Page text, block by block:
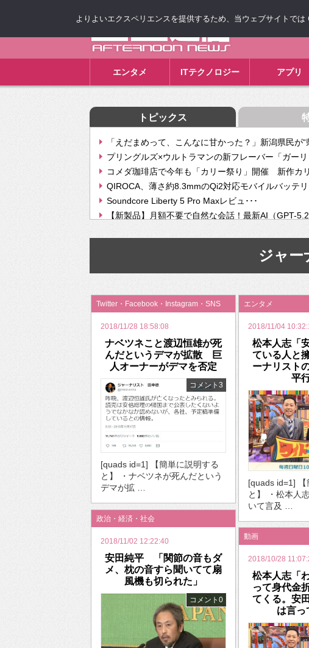
エンタメ ITテクノロジー アプリ
トピックス
「えだまめって、こんなに甘かった？」新潟県民が“
プリングルズ×ウルトラマンの新フレーバー「ガーリ
コメダ珈琲店で今年も「カリー祭り」開催 新作カ
QIROCA、薄さ約8.3mmのQi2対応モバイルバッテリ
Soundcore Liberty 5 Pro Maxレビュ･･･
【新製品】月額不要で自然な会話！最新AI（GPT-
【次世代の没入感と生産性】VITURE Luma Ultra･･･
挫折率8割の壁をAIで突破。ジャストシステム、”自分
2026年のバレンタインは「自分で作って、想いを渡
ジャー
Twitter・Facebook・Instagram・SNS
2018/11/28 18:58:08
ナベツネこと渡辺恒雄が死
んだというデマが拡散 巨
人オーナーがデマを否定
コメント3
[quads id=1] 【簡単に説明する
と】 ・ナベツネが死んだという
デマが拡 …
エンタメ
2018/11/04
松本人志「
ている人と
ーナリスト
平
[quads id=1] 【
と】 ・松本人
いて言及 …
政治・経済・社会
2018/11/02 12:22:40
安田純平 「関節の音もダ
メ、枕の音すら聞いてて扇
風機も切られた」
コメント0
動画
2018/10/28
松本人志「
って身代金
てくる。安
は言っ
よりよいエクスペリエンスを提供するため、当ウェブサイトで